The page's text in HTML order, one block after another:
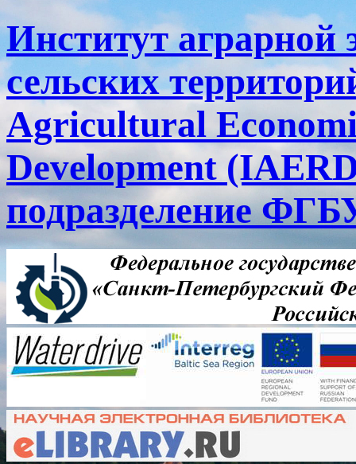
Институт аграрной
сельских
Agricultural
Development
подразделение